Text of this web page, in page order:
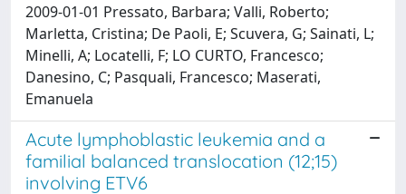
2009-01-01 Pressato, Barbara; Valli, Roberto;
Marletta, Cristina; De Paoli, E; Scuvera, G; Sainati, L;
Minelli, A; Locatelli, F; LO CURTO, Francesco;
Danesino, C; Pasquali, Francesco; Maserati,
Emanuela
Acute lymphoblastic leukemia and a
familial balanced translocation (12;15)
involving ETV6